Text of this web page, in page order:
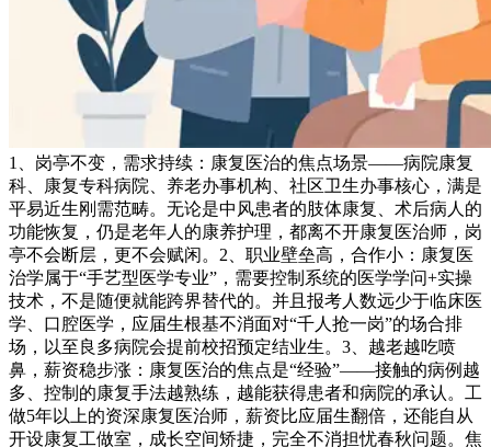
1、岗亭不变，需求持续：康复医治的焦点场景——病院康复
科、康复专科病院、养老办事机构、社区卫生办事核心，满是
平易近生刚需范畴。无论是中风患者的肢体康复、术后病人的
功能恢复，仍是老年人的康养护理，都离不开康复医治师，岗
亭不会断层，更不会赋闲。2、职业壁垒高，合作小：康复医
治学属于“手艺型医学专业”，需要控制系统的医学学问+实操
技术，不是随便就能跨界替代的。并且报考人数远少于临床医
学、口腔医学，应届生根基不消面对“千人抢一岗”的场合排
场，以至良多病院会提前校招预定结业生。3、越老越吃喷
鼻，薪资稳步涨：康复医治的焦点是“经验”——接触的病例越
多、控制的康复手法越熟练，越能获得患者和病院的承认。工
做5年以上的资深康复医治师，薪资比应届生翻倍，还能自从
开设康复工做室，成长空间矫捷，完全不消担忧春秋问题。焦